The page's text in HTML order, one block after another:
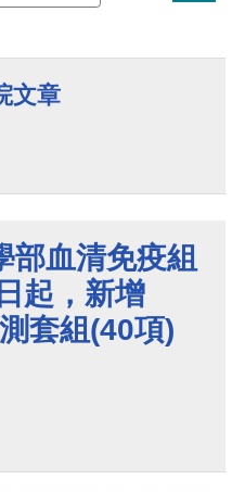
文章
部血清免疫組
起，新增
套組(40項)